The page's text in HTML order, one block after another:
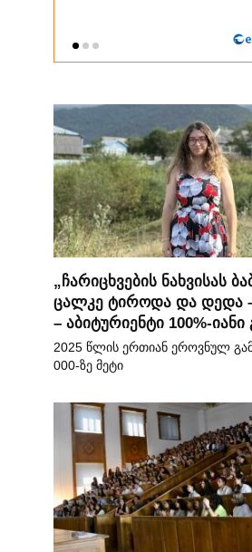
„ჩარიცხვების ნახვისას
ცალკე ტიროდა და დედა
– აბიტურიენტი 100%-
2025 წლის ერთიან ეროვნულ
000-ზე მეტი